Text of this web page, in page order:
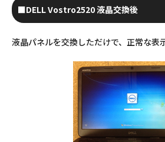
■DELL Vostro2520 液晶交換後
液晶パネルを交換しただけで、正常な表